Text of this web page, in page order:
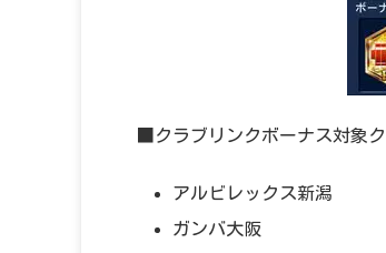
■クラブリンクボーナス対象
アルビレックス新潟
ガンバ大阪